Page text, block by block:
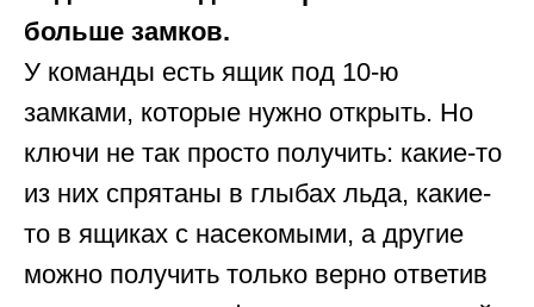
больше замков.
У команды есть ящик под 10-ю
замками, которые нужно открыть. Но
ключи не так просто получить: какие-то
из них спрятаны в глыбах льда, какие-
то в ящиках с насекомыми, а другие
можно получить только верно ответив